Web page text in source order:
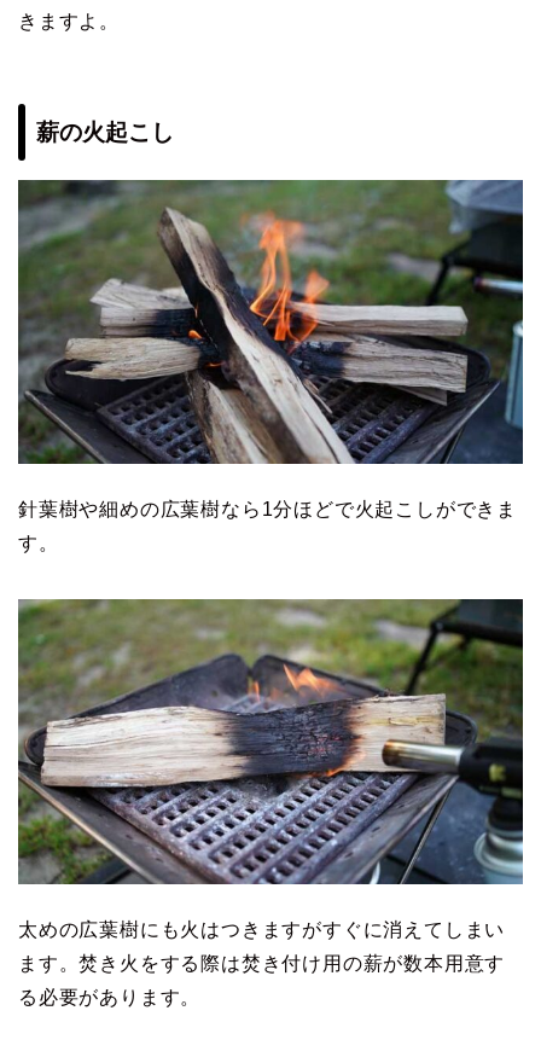
きますよ。
薪の火起こし
針葉樹や細めの広葉樹なら1分ほどで火起こしができま
す。
太めの広葉樹にも火はつきますがすぐに消えてしまい
ます。焚き火をする際は焚き付け用の薪が数本用意す
る必要があります。